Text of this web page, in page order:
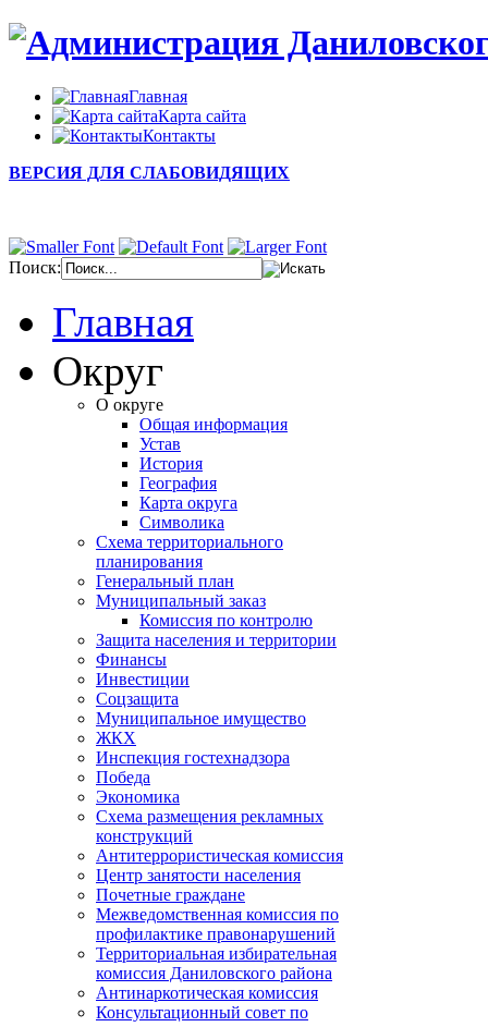
Главная
Карта сайта
Контакты
ВЕРСИЯ ДЛЯ СЛАБОВИДЯЩИХ
Поиск:
Главная
Округ
О округе
Общая информация
Устав
История
География
Карта округа
Символика
Схема территориального
планирования
Генеральный план
Муниципальный заказ
Комиссия по контролю
Защита населения и территории
Финансы
Инвестиции
Соцзащита
Муниципальное имущество
ЖКХ
Инспекция гостехнадзора
Победа
Экономика
Схема размещения рекламных
конструкций
Антитеррористическая комиссия
Центр занятости населения
Почетные граждане
Межведомственная комиссия по
профилактике правонарушений
Территориальная избирательная
комиссия Даниловского района
Антинаркотическая комиссия
Консультационный совет по